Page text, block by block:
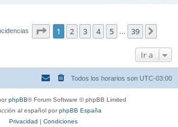
Página de 39
1 2 3 4 5 39
Ir a
Todos los horarios son UTC-03:00
phpBB® Forum Software © phpBB Limited
al español porphpBB España
Privacidad | Condiciones